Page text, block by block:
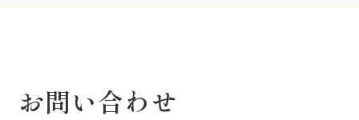
お問い合わせ